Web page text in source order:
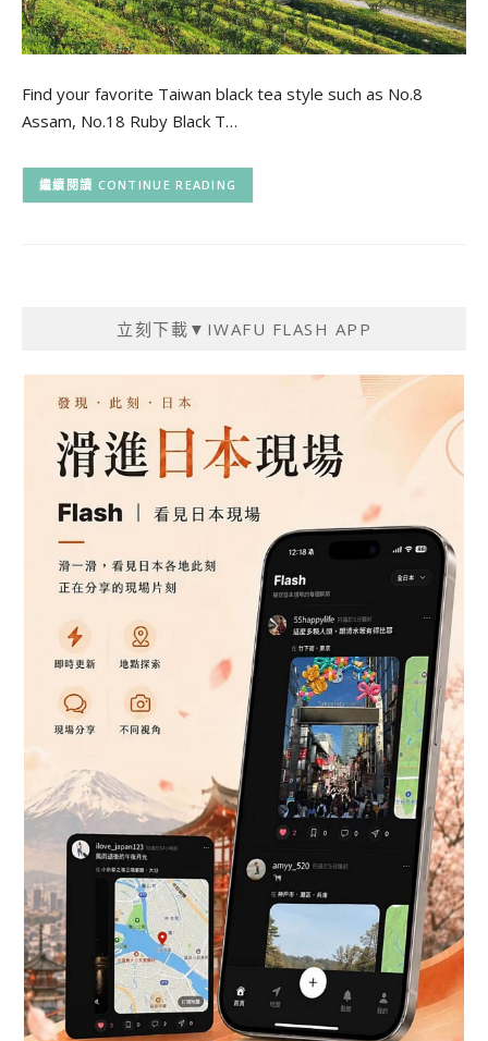
Find your favorite Taiwan black tea style such as No.8
Assam, No.18 Ruby Black T…
CONTINUE READING
立刻下載▼IWAFU FLASH APP